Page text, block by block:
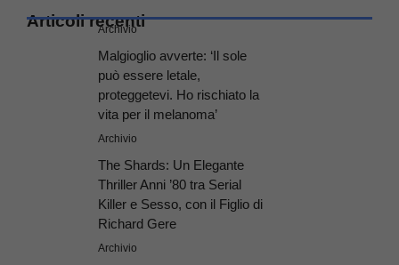
Articoli recenti
Archivio
Malgioglio avverte: ‘Il sole
può essere letale,
proteggetevi. Ho rischiato la
vita per il melanoma’
Archivio
The Shards: Un Elegante
Thriller Anni ’80 tra Serial
Killer e Sesso, con il Figlio di
Richard Gere
Archivio